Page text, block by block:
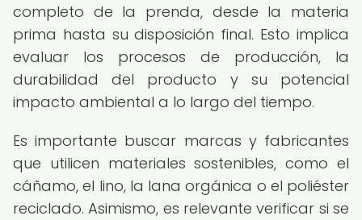
completo de la prenda, desde la materia
prima hasta su disposición final. Esto implica
evaluar los procesos de producción, la
durabilidad del producto y su potencial
impacto ambiental a lo largo del tiempo.
Es importante buscar marcas y fabricantes
que utilicen materiales sostenibles, como el
cáñamo, el lino, la lana orgánica o el poliéster
reciclado. Asimismo, es relevante verificar si se